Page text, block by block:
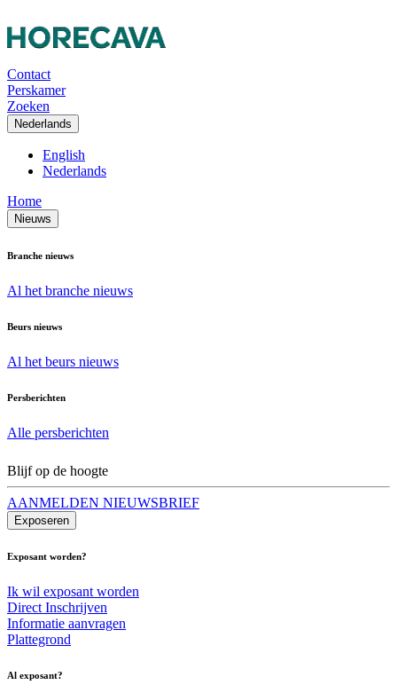
Contact
Perskamer
Zoeken
Nederlands
English
Nederlands
Home
Nieuws
Branche nieuws
Al het branche nieuws
Beurs nieuws
Al het beurs nieuws
Persberichten
Alle persberichten
Blijf op de hoogte
AANMELDEN NIEUWSBRIEF
Exposeren
Exposant worden?
Ik wil exposant worden
Direct Inschrijven
Informatie aanvragen
Plattegrond
Al exposant?